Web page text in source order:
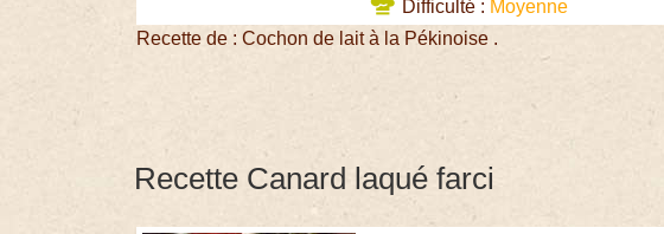
Difficulté : Moyenne
Recette de : Cochon de lait à la Pékinoise .
Recette Canard laqué farci